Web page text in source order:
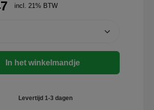
incl. 21% BTW
In het winkelmandje
Levertijd 1-3 dagen